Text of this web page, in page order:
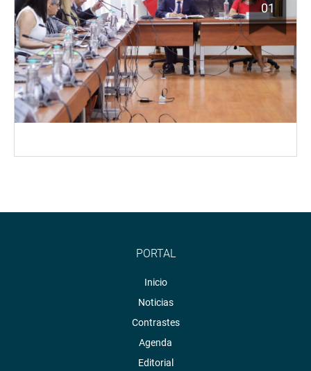
01
PORTAL
Inicio
Noticias
Contrastes
Agenda
Editorial